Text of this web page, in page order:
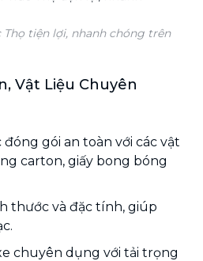
tiện lợi, nhanh chóng trên
Vật Liệu Chuyên
gói an toàn với các vật
carton, giấy bong bóng
thước và đặc tính, giúp
chuyên dụng với tải trọng